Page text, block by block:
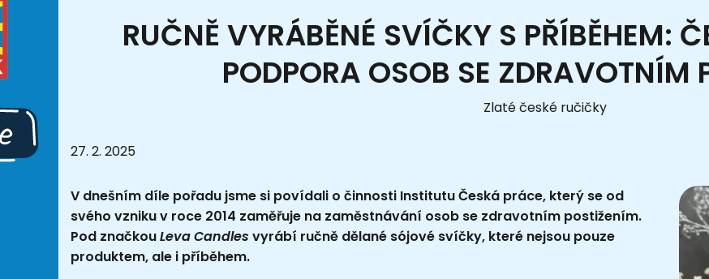
RUČNĚ VYRÁBĚNÉ SVÍČKY S PŘÍBĚHEM:
PODPORA OSOB SE ZDRAVOTNÍM
Zlaté české ručičky
27. 2. 2025
V dnešním díle pořadu jsme si povídali o činnosti Institutu Česká práce, který se od
svého vzniku v roce 2014 zaměřuje na zaměstnávání osob se zdravotním postižením.
Pod značkouLeva Candles vyrábí ručně dělané sójové svíčky, které nejsou pouze
produktem, ale i příběhem.